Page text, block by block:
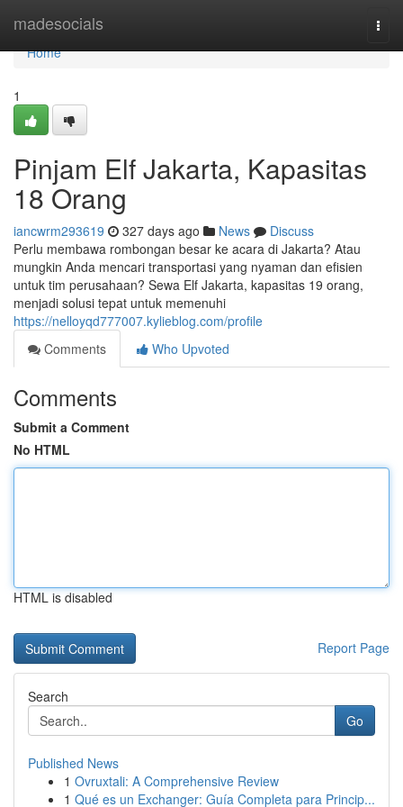
madesocials
Home
Home
1
Pinjam Elf Jakarta, Kapasitas
18 Orang
iancwrm293619 327 days ago News
Discuss
Perlu membawa rombongan besar ke acara di Jakarta? Atau
mungkin Anda mencari transportasi yang nyaman dan efisien
untuk tim perusahaan? Sewa Elf Jakarta, kapasitas 19 orang,
menjadi solusi tepat untuk memenuhi
https://nelloyqd777007.kylieblog.com/profile
Comments
Who Upvoted
Comments
Submit a Comment
No HTML
HTML is disabled
Report Page
Search
Go
Published News
1 Ovruxtali: A Comprehensive Review
1 Qué es un Exchanger: Guía Completa para Princip...